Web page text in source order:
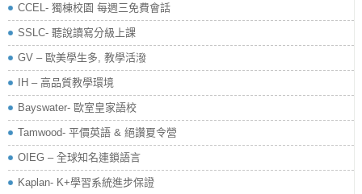
CCEL- 獨棟校園 每週三免費會話
SSLC- 聽說讀寫分級上課
GV – 歐美學生多, 教學活潑
IH – 高品質教學環境
Bayswater- 歐室皇家語校
Tamwood- 平價英語 & 絕讚夏令營
OIEG – 全球知名連鎖語言
Kaplan- K+學習系統進步保證